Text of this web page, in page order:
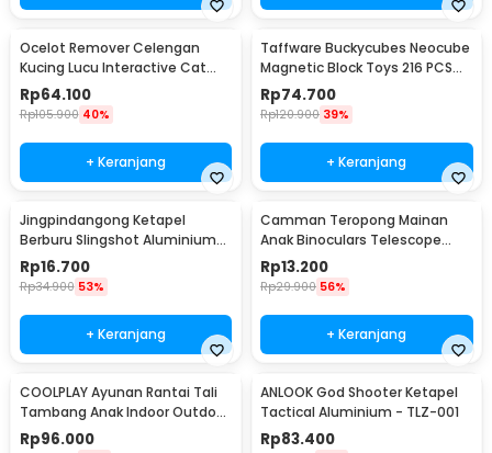
Ocelot Remover Celengan
Kucing Lucu Interactive Cat
Piggy Bank - 0120
Rp64.100
Rp105.900 40%
+ Keranjang
Taffware Buckycubes Neocube
Magnetic Block Toys 216 PCS
3.6mm - G0CN05
Rp74.700
Rp120.900 39%
+ Keranjang
Jingpindangong Ketapel
Berburu Slingshot Aluminium
Alloy - OD-014
Rp16.700
Rp34.900 53%
+ Keranjang
Camman Teropong Mainan
Anak Binoculars Telescope
2.5x26 - 1138
Rp13.200
Rp29.900 56%
+ Keranjang
COOLPLAY Ayunan Rantai Tali
Tambang Anak Indoor Outdoor
- WS-2100
Rp96.000
ANLOOK God Shooter Ketapel
Tactical Aluminium - TLZ-001
Rp83.400